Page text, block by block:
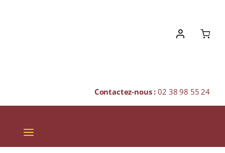
Contactez-nous :02 38 98 55 24
Toggle
Navigation